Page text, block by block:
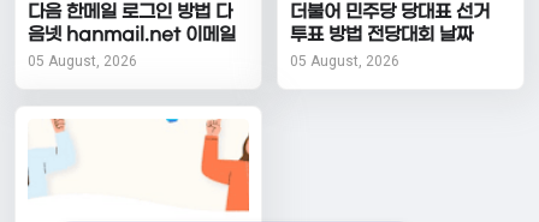
다음 한메일 로그인 방법 다
음넷 hanmail.net 이메일
05 August, 2026
더불어 민주당 당대표 선거
투표 방법 전당대회 날짜
05 August, 2026